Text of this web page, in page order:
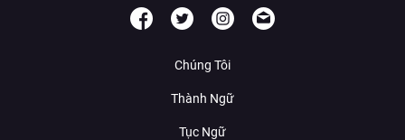
Chúng Tôi
Thành Ngữ
Tục Ngữ